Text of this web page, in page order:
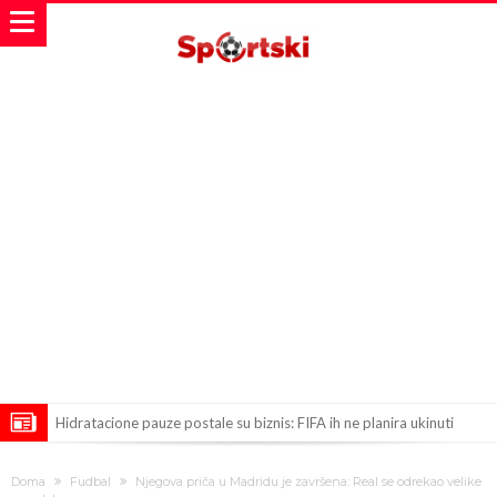
Hidratacione pauze postale su biznis: FIFA ih ne planira ukinuti
Doma Fudbal
Njegova priča u Madridu je završena: Real se odrekao velike